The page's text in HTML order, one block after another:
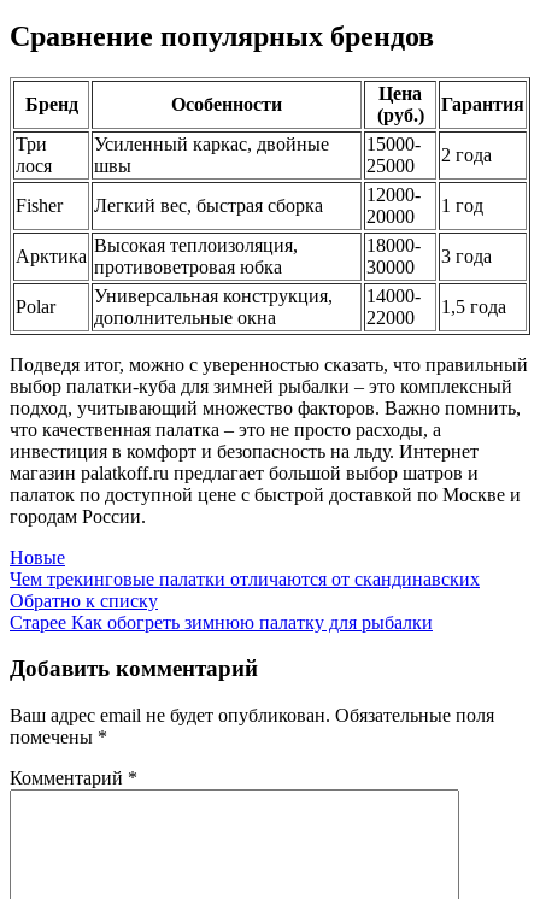
Сравнение популярных брендов
Бренд Особенности
Цена
(руб.)
Гарантия
Три
лося
Усиленный каркас, двойные
швы
15000-
25000
2 года
Fisher Легкий вес, быстрая сборка
12000-
20000
1 год
Арктика
Высокая теплоизоляция,
противоветровая юбка
18000-
30000
3 года
Polar
Универсальная конструкция,
дополнительные окна
14000-
22000
1,5 года
Подведя итог, можно с уверенностью сказать, что правильный
выбор палатки-куба для зимней рыбалки – это комплексный
подход, учитывающий множество факторов. Важно помнить,
что качественная палатка – это не просто расходы, а
инвестиция в комфорт и безопасность на льду. Интернет
магазин palatkoff.ru предлагает большой выбор шатров и
палаток по доступной цене с быстрой доставкой по Москве и
городам России.
Новые
Чем трекинговые палатки отличаются от скандинавских
Обратно к списку
Старее Как обогреть зимнюю палатку для рыбалки
Добавить комментарий
Ваш адрес email не будет опубликован. Обязательные поля
помечены *
Комментарий *